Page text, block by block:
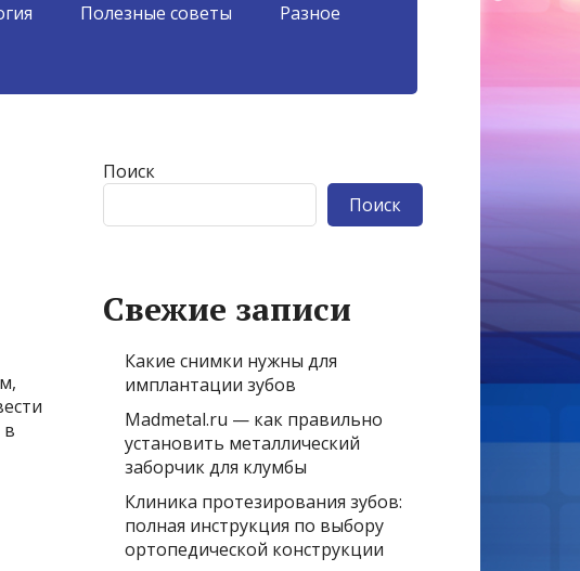
Полезные советы Разное
Поиск
Поиск
Свежие записи
Какие снимки нужны для
имплантации зубов
Madmetal.ru — как правильно
установить металлический
заборчик для клумбы
Клиника протезирования зубов:
полная инструкция по выбору
ортопедической конструкции